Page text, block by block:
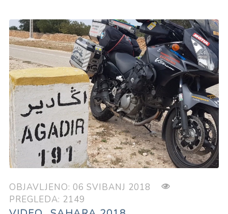
OBJAVLJENO: 06 SVIBANJ 2018
PREGLEDA: 2149